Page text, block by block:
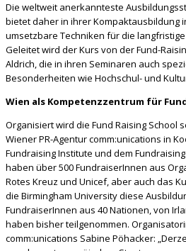
Die weltweit anerkannteste
bietet daher in ihrer Kompaktausbildung
umsetzbare Techniken für die
Geleitet wird der Kurs von der Fund-
Aldrich, die in ihren Seminaren auch
Besonderheiten wie Hochschul- und
Wien als Kompetenzzentrum für
Organisiert wird die Fund Raising School
Wiener PR-Agentur comm:unications in
Fundraising Institute und dem
haben über 500 FundraiserInnen aus
Rotes Kreuz und Unicef, aber auch das
die Birmingham University diese
FundraiserInnen aus 40 Nationen, von
haben bisher teilgenommen.
comm:unications Sabine Pöhacker: